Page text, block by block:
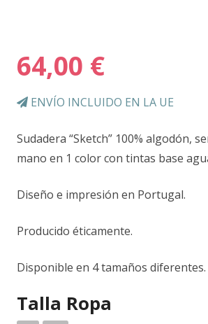
64,00 €
ENVÍO INCLUIDO EN LA UE
Sudadera “Sketch” 100% algodón,
mano en 1 color con tintas base
Diseño e impresión en Portugal.
Producido éticamente.
Disponible en 4 tamaños diferentes.
Talla Ropa